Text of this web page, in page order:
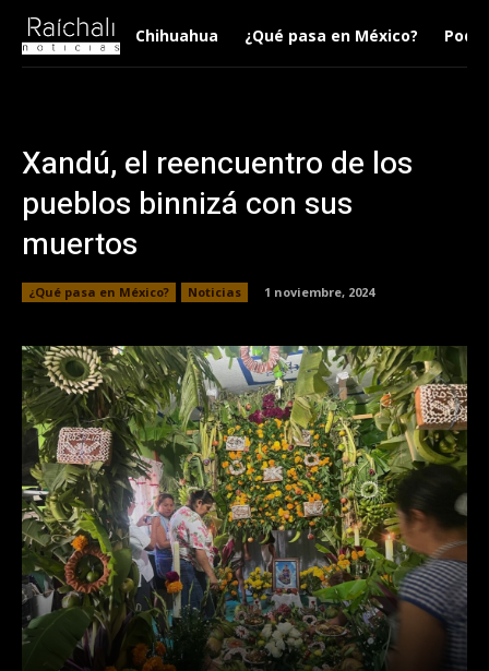
Chihuahua ¿Qué pasa en México?
Xandú, el reencuentro de los
pueblos binnizá con sus
muertos
¿Qué pasa en México? Noticias 1 noviembre, 2024